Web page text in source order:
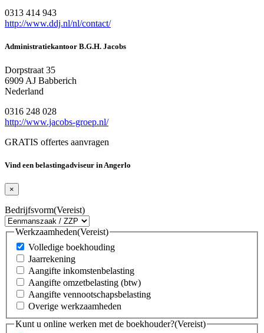
0313 414 943
http://www.ddj.nl/nl/contact/
Administratiekantoor B.G.H. Jacobs
Dorpstraat 35
6909 AJ Babberich
Nederland
0316 248 028
http://www.jacobs-groep.nl/
GRATIS offertes aanvragen
Vind een belastingadviseur in Angerlo
×
Bedrijfsvorm(Vereist)
Werkzaamheden(Vereist)
Volledige boekhouding
Jaarrekening
Aangifte inkomstenbelasting
Aangifte omzetbelasting (btw)
Aangifte vennootschapsbelasting
Overige werkzaamheden
Kunt u online werken met de boekhouder?(Vereist)